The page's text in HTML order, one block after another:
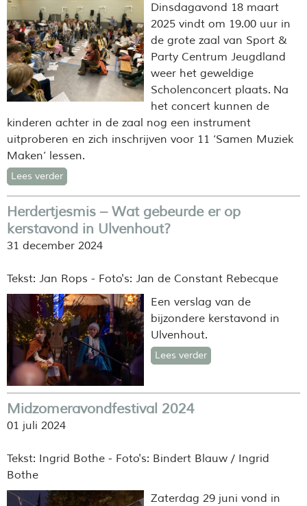
Dinsdagavond 18 maart
2025 vindt om 19.00 uur in
de grote zaal van Sport &
Party Centrum Jeugdland
weer het geweldige
Scholenconcert plaats. Na
het concert kunnen de
kinderen achter in de zaal nog een instrument
uitproberen en zich inschrijven voor 11 ‘Samen Muziek
Maken’ lessen.
Lees verder
Herdertjesmis – Wat gebeurde er op
kerstavond in Ulvenhout?
31 december 2024
Tekst: Jan Rops - Foto's: Jan de Constant Rebecque
Een verslag van de
bijzondere kerstavond in
Ulvenhout.
Lees verder
Midzomeravondfestival 2024
01 juli 2024
Tekst: Ingrid Bothe - Foto's: Bindert Blauw / Ingrid
Bothe
Zaterdag 29 juni vond in